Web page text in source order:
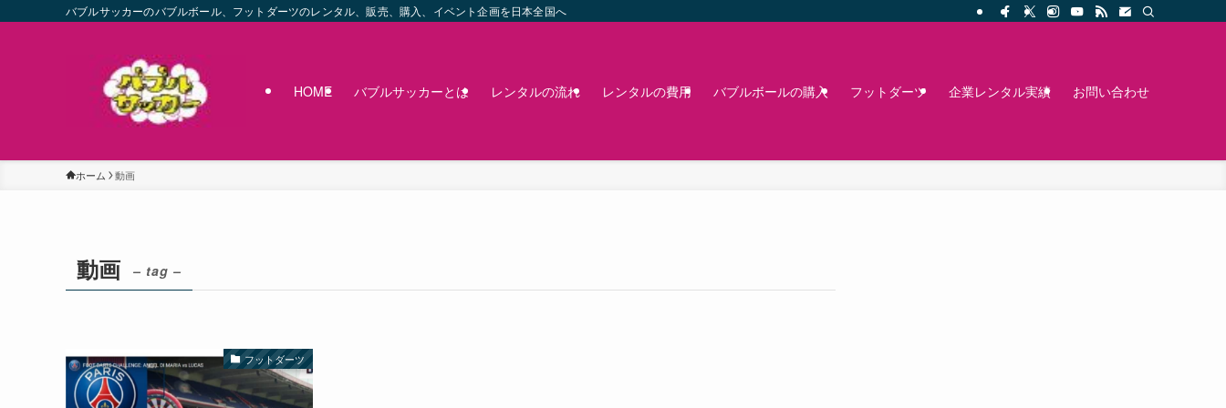
バブルサッカーのバブルボール、フットダーツのレンタル、販売、購入、イベント企画を日本全国へ
HOME バブルサッカーとは レンタルの流れ レンタルの費用 バブルボールの購入 フットダーツ 企業レンタル実績 お問い合わせ
ホーム 動画
動画 – tag –
フットダーツ